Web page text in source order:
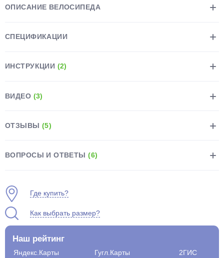
ОПИСАНИЕ ВЕЛОСИПЕДА
СПЕЦИФИКАЦИИ
ИНСТРУКЦИИ (2)
ВИДЕО (3)
ОТЗЫВЫ (5)
ВОПРОСЫ И ОТВЕТЫ(6)
Где купить?
Как выбрать размер?
Наш рейтинг
Яндекс.Карты
Гугл.Карты
2ГИС